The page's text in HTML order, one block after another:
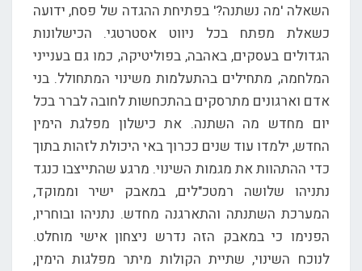
השאלה 'מה נשתנה?' בפתיחת ההגדה של פסח, ידועה
כשאלת מפתח בכל ניווט אסטרטגי. הכישלונות
הגדולים בעסקים, באהבה, בפוליטיקה, כמו גם בענייני
המלחמה, מתחילים בהתעלמות משינוי המתחולל. בני
אדם וארגונים מתרסקים בהתכחשות לחובה לברר בכל
יום מחדש מה השתנה. את כישלון מפלגת הימין
החדש, ילמדו עוד שנים ככרוך באי היכולת לזהות בתוך
כדי ההתהוות את מגמות השינוי. מרגע שהתייצבו כנגד
נתניהו שלושה רמטכ"לים, במאבק ישיר וממוקד,
המערכת השתנתה והתארגנה מחדש. נתניהו ובוחריו,
הפנימו כי במאבק הזה נדרש ניצחון אישי מוחלט.
לנוכח השינוי, שתיית הקולות מיתר מפלגות הימין,